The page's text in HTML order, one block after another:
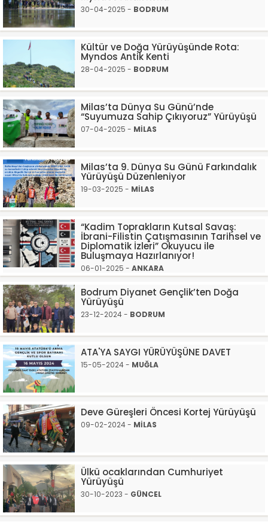
30-04-2025 - BODRUM
Kültür ve Doğa Yürüyüşünde Rota:
Myndos Antik Kenti
28-04-2025 - BODRUM
Milas’ta Dünya Su Günü’nde
“Suyumuza Sahip Çıkıyoruz” Yürüyüşü
07-04-2025 - MİLAS
Milas’ta 9. Dünya Su Günü Farkındalık
Yürüyüşü Düzenleniyor
19-03-2025 - MİLAS
“Kadim Toprakların Kutsal Savaş:
İbrani-Filistin Çatışmasının Tarihsel ve
Diplomatik İzleri” Okuyucu ile
Buluşmaya Hazırlanıyor!
06-01-2025 - ANKARA
Bodrum Diyanet Gençlik’ten Doğa
Yürüyüşü
23-12-2024 - BODRUM
ATA'YA SAYGI YÜRÜYÜŞÜNE DAVET
15-05-2024 - MUĞLA
Deve Güreşleri Öncesi Kortej Yürüyüşü
09-02-2024 - MİLAS
Ülkü ocaklarından Cumhuriyet
Yürüyüşü
30-10-2023 - GÜNCEL